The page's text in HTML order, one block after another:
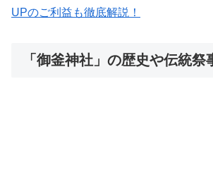
UPのご利益も徹底解説！
「御釜神社」の歴史や伝統祭